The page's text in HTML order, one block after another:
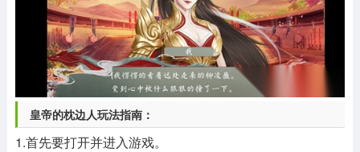
皇帝的枕边人玩法指南：
1.首先要打开并进入游戏。